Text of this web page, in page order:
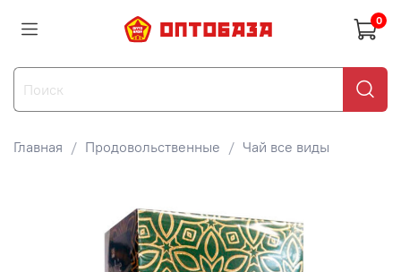
0
Главная Продовольственные Чай все виды